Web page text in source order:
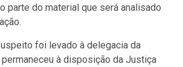
parte do material que será analisado
foi levado à delegacia da
à disposição da Justiça